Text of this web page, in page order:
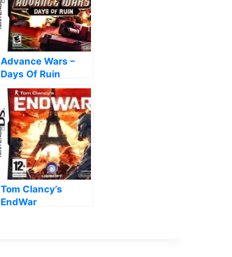
Advance Wars –
Days Of Ruin
Tom Clancy’s
EndWar